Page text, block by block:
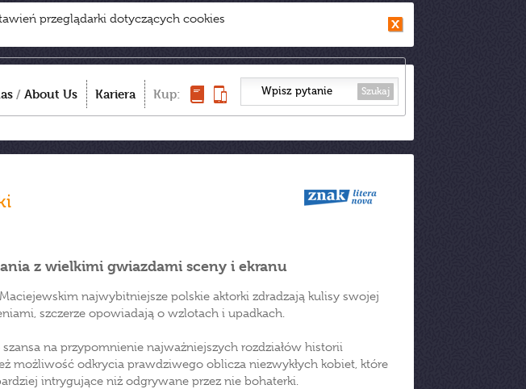
przeglądarki dotyczących cookies
/ About Us Kariera Kup: Szukaj
z wielkimi gwiazdami sceny i ekranu
najwybitniejsze polskie aktorki zdradzają kulisy swojej
szczerze opowiadają o wzlotach i upadkach.
na przypomnienie najważniejszych rozdziałów historii
możliwość odkrycia prawdziwego oblicza niezwykłych kobiet, które
intrygujące niż odgrywane przez nie bohaterki.